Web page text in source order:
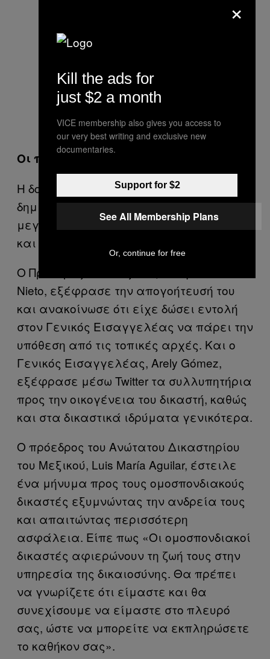
Οι πολιτικοί αντιδρούν
Η δολοφονία του Bermúdez Zacarias
δημιούργησε τη Δευτέρα μια ιδιαίτερα
μεγάλη ανταπόκριση από το πολιτικό
και δικαστικό κατεστημένο.
Ο Πρόεδρος του Μεξικού, Enrique Peña
Nieto, εξέφρασε την απογοήτευσή του
και ανακοίνωσε ότι είχε δώσει εντολή
στον Γενικός Εισαγγελέας να πάρει την
υπόθεση από τις τοπικές αρχές. Και ο
Γενικός Εισαγγελέας, Arely Gómez,
εξέφρασε μέσω Twitter τα συλλυπητήρια
προς την οικογένεια του δικαστή, καθώς
και στα δικαστικά ιδρύματα γενικότερα.
Ο πρόεδρος του Ανώτατου Δικαστηρίου
του Μεξικού, Luis María Aguilar, έστειλε
ένα μήνυμα προς τους ομοσπονδιακούς
δικαστές εξυμνώντας την ανδρεία τους
και απαιτώντας περισσότερη
ασφάλεια. Είπε πως «Οι ομοσπονδιακοί
δικαστές αφιερώνουν τη ζωή τους στην
υπηρεσία της δικαιοσύνης. Θα πρέπει
να γνωρίζετε ότι είμαστε και θα
συνεχίσουμε να είμαστε στο πλευρό
σας, ώστε να μπορείτε να εκπληρώσετε
το καθήκον σας».
×
Kill the ads for
just $2 a month
VICE membership also gives you access to
our very best writing and exclusive new
documentaries.
Support for $2
See All Membership Plans
Or, continue for free